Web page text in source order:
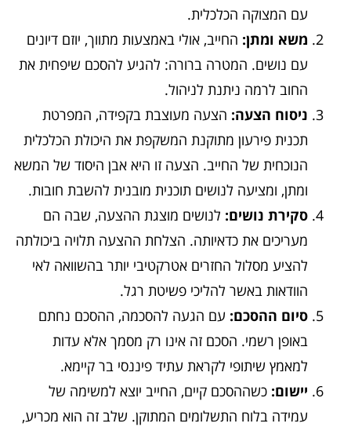
עם המצוקה הכלכלית.
משא ומתן: החייב, אולי באמצעות מתווך, יוזם דיונים
עם נושים. המטרה ברורה: להגיע להסכם שיפחית את
החוב לרמה ניתנת לניהול.
ניסוח הצעה: הצעה מעוצבת בקפידה, המפרטת
תכנית פירעון מתוקנת המשקפת את היכולת הכלכלית
הנוכחית של החייב. הצעה זו היא אבן היסוד של המשא
ומתן, ומציעה לנושים תוכנית מובנית להשבת חובות.
סקירת נושים: לנושים מוצגת ההצעה, שבה הם
מעריכים את כדאיותה. הצלחת ההצעה תלויה ביכולתה
להציע מסלול החזרים אטרקטיבי יותר בהשוואה לאי
הוודאות באשר להליכי פשיטת רגל.
סיום ההסכם: עם הגעה להסכמה, ההסכם נחתם
באופן רשמי. הסכם זה אינו רק מסמך אלא עדות
למאמץ שיתופי לקראת עתיד פיננסי בר קיימא.
יישום: כשההסכם קיים, החייב יוצא למשימה של
עמידה בלוח התשלומים המתוקן. שלב זה הוא מכריע,